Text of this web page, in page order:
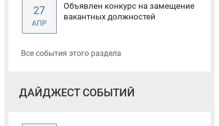
27
АПР
Объявлен конкурс на замещение
вакантных должностей
Все события этого раздела
ДАЙДЖЕСТ СОБЫТИЙ